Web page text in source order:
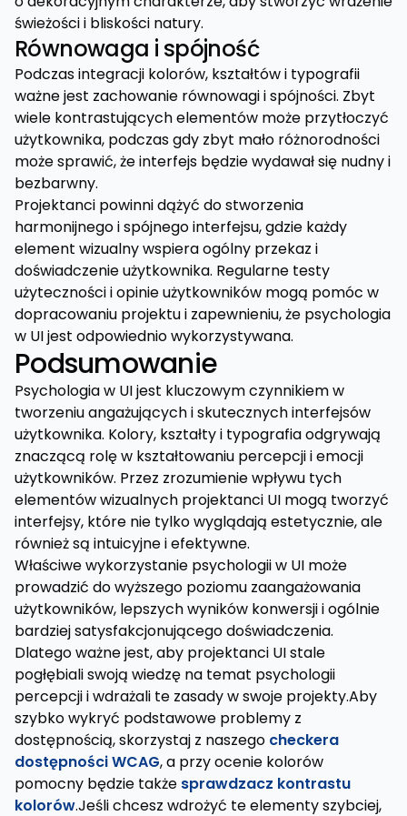
świeżości i bliskości natury.
Równowaga i spójność
Podczas integracji kolorów, kształtów i typografii
ważne jest zachowanie równowagi i spójności. Zbyt
wiele kontrastujących elementów może przytłoczyć
użytkownika, podczas gdy zbyt mało różnorodności
może sprawić, że interfejs będzie wydawał się nudny i
bezbarwny.
Projektanci powinni dążyć do stworzenia
harmonijnego i spójnego interfejsu, gdzie każdy
element wizualny wspiera ogólny przekaz i
doświadczenie użytkownika. Regularne testy
użyteczności i opinie użytkowników mogą pomóc w
dopracowaniu projektu i zapewnieniu, że psychologia
w UI jest odpowiednio wykorzystywana.
Podsumowanie
Psychologia w UI jest kluczowym czynnikiem w
tworzeniu angażujących i skutecznych interfejsów
użytkownika. Kolory, kształty i typografia odgrywają
znaczącą rolę w kształtowaniu percepcji i emocji
użytkowników. Przez zrozumienie wpływu tych
elementów wizualnych projektanci UI mogą tworzyć
interfejsy, które nie tylko wyglądają estetycznie, ale
również są intuicyjne i efektywne.
Właściwe wykorzystanie psychologii w UI może
prowadzić do wyższego poziomu zaangażowania
użytkowników, lepszych wyników konwersji i ogólnie
bardziej satysfakcjonującego doświadczenia.
Dlatego ważne jest, aby projektanci UI stale
pogłębiali swoją wiedzę na temat psychologii
percepcji i wdrażali te zasady w swoje projekty.Aby
szybko wykryć podstawowe problemy z
dostępnością, skorzystaj z naszego checkera
dostępności WCAG, a przy ocenie kolorów
pomocny będzie także sprawdzacz kontrastu
kolorów.Jeśli chcesz wdrożyć te elementy szybciej,